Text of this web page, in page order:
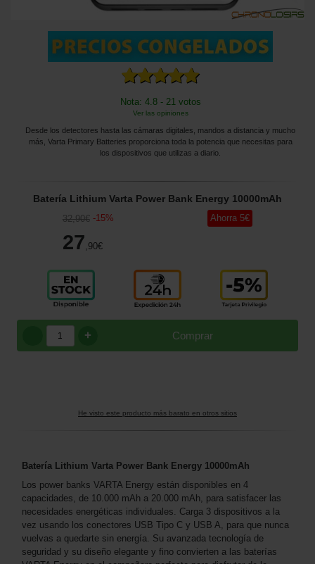
Nota: 4.8 - 21 votos
Ver las opiniones
Desde los detectores hasta las cámaras digitales, mandos a distancia y mucho
más, Varta Primary Batteries proporciona toda la potencia que necesitas para
los dispositivos que utilizas a diario.
Batería Lithium Varta Power Bank Energy 10000mAh
32,90€ -15%
27 ,90€
Ahorra 5€
Comprar
+
He visto este producto más barato en otros sitios
Batería Lithium Varta Power Bank Energy 10000mAh
Los power banks VARTA Energy están disponibles en 4
capacidades, de 10.000 mAh a 20.000 mAh, para satisfacer las
necesidades energéticas individuales. Carga 3 dispositivos a la
vez usando los conectores USB Tipo C y USB A, para que nunca
vuelvas a quedarte sin energía. Su avanzada tecnología de
seguridad y su diseño elegante y fino convierten a las baterías